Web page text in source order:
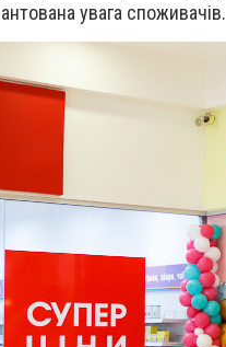
увага споживачів.